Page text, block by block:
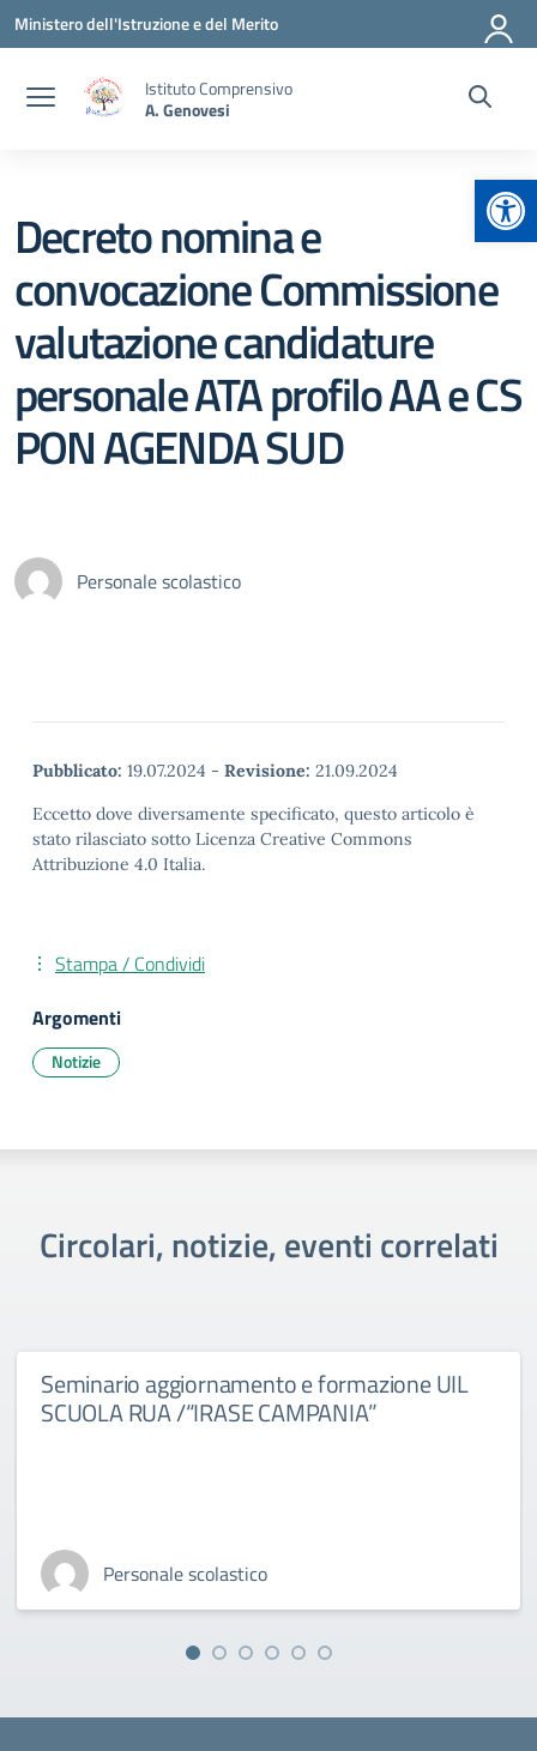
Vai ai contenuti
Vai al menu di navigazione
Vai al footer
Ministero dell'Istruzione e del Merito
Istituto Comprensivo
A. Genovesi
Decreto nomina e
convocazione Commissione
valutazione candidature
personale ATA profilo AA e CS
PON AGENDA SUD
Personale scolastico
Pubblicato: 19.07.2024 - Revisione: 21.09.2024
Eccetto dove diversamente specificato, questo articolo è
stato rilasciato sotto Licenza Creative Commons
Attribuzione 4.0 Italia.
Stampa / Condividi
Argomenti
Notizie
Circolari, notizie, eventi correlati
Seminario aggiornamento e formazione UIL
SCUOLA RUA /“IRASE CAMPANIA”
Personale scolastico